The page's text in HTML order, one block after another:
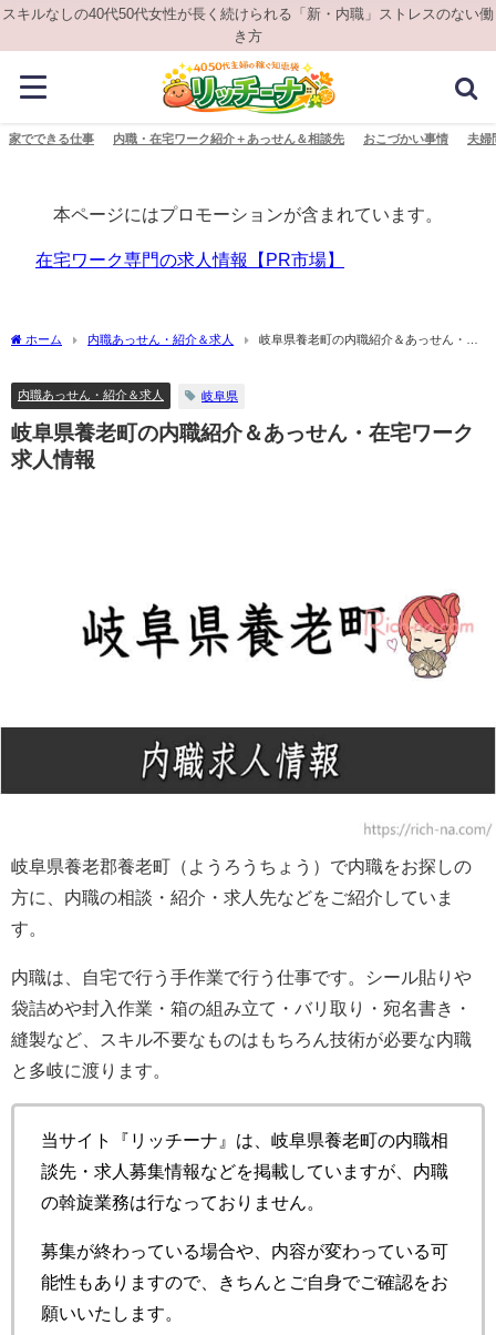
スキルなしの40代50代女性が長く続けられる「新・内職」ストレスのない働
き方
家でできる仕事 内職・在宅ワーク紹介＋あっせん＆相談先 おこづかい事情 夫婦
本ページにはプロモーションが含まれています。
在宅ワーク専門の求人情報【PR市場】
ホーム 内職あっせん・紹介＆求人
岐阜県養老町の内職紹介＆あっせん・在
内職あっせん・紹介＆求人 岐阜県
岐阜県養老町の内職紹介＆あっせん・在宅ワーク
求人情報
岐阜県養老郡養老町（ようろうちょう）で内職をお探しの
方に、内職の相談・紹介・求人先などをご紹介していま
す。
内職は、自宅で行う手作業で行う仕事です。シール貼りや
袋詰めや封入作業・箱の組み立て・バリ取り・宛名書き・
縫製など、スキル不要なものはもちろん技術が必要な内職
と多岐に渡ります。
当サイト『リッチーナ』は、岐阜県養老町の内職相
談先・求人募集情報などを掲載していますが、内職
の斡旋業務は行なっておりません。
募集が終わっている場合や、内容が変わっている可
能性もありますので、きちんとご自身でご確認をお
願いいたします。